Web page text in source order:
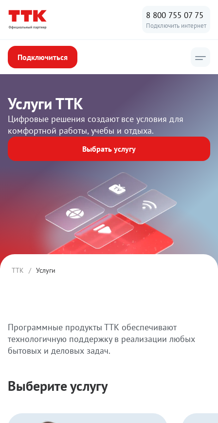
8 800 755 07 75
Подключить интернет
Подключиться
Услуги ТТК
Цифровые решения создают все условия для
комфортной работы, учебы и отдыха.
Выбрать услугу
ТТК / Услуги
Программные продукты ТТК обеспечивают
технологичную поддержку в реализации любых
бытовых и деловых задач.
Выберите услугу